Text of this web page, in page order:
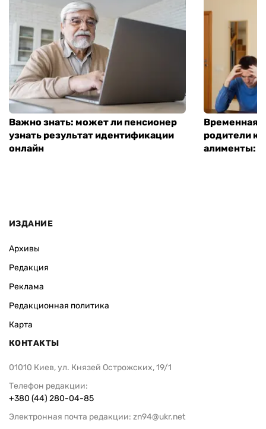
Важно знать: может ли пенсионер
узнать результат идентификации
онлайн
Временная
родители
алименты:
ИЗДАНИЕ
Архивы
Редакция
Реклама
Редакционная политика
Карта
КОНТАКТЫ
01010 Киев, ул. Князей Острожских, 19/1
Телефон редакции:
+380 (44) 280-04-85
Электронная почта редакции: zn94@ukr.net